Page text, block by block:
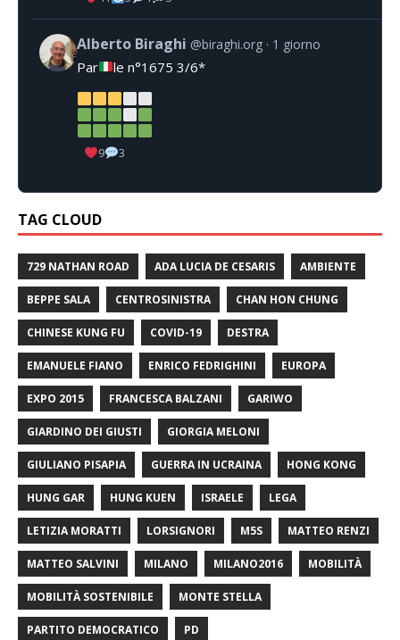
Alberto Biraghi @biraghi.org 1 giorno
Par le n°1675 3/6*
9 3
TAG CLOUD
729 NATHAN ROAD ADA LUCIA DE CESARIS AMBIENTE
BEPPE SALA CENTROSINISTRA CHAN HON CHUNG
CHINESE KUNG FU COVID-19 DESTRA
EMANUELE FIANO ENRICO FEDRIGHINI EUROPA
EXPO 2015 FRANCESCA BALZANI GARIWO
GIARDINO DEI GIUSTI GIORGIA MELONI
GIULIANO PISAPIA GUERRA IN UCRAINA HONG KONG
HUNG GAR HUNG KUEN ISRAELE LEGA
LETIZIA MORATTI LORSIGNORI M5S MATTEO RENZI
MATTEO SALVINI MILANO MILANO2016 MOBILITÀ
MOBILITÀ SOSTENIBILE MONTE STELLA
PARTITO DEMOCRATICO PD